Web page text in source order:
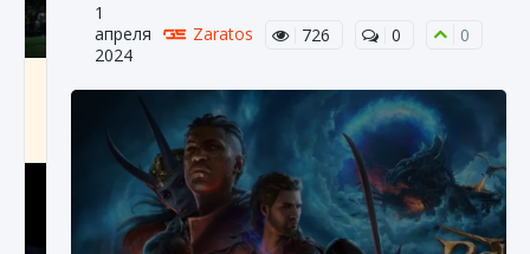
которая не работает
9 августа 2024 0 0
1
апреля
2024
Zaratos 726 0 0